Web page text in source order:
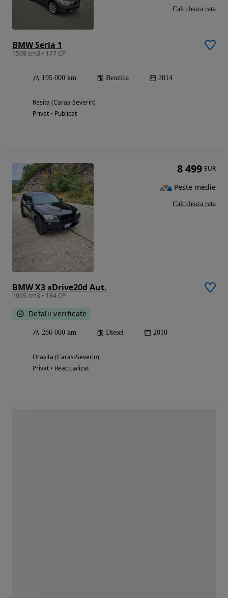
BMW Seria 1
1598 cm3 • 177 CP
195 000 km Benzina 2014
Resita (Caras-Severin)
Privat • Publicat
Calculeaza rata
BMW X3 xDrive20d Aut.
1995 cm3 • 184 CP
Detalii verificate
286 000 km Diesel 2010
Oravita (Caras-Severin)
Privat • Reactualizat
8 499 EUR
Peste medie
Calculeaza rata